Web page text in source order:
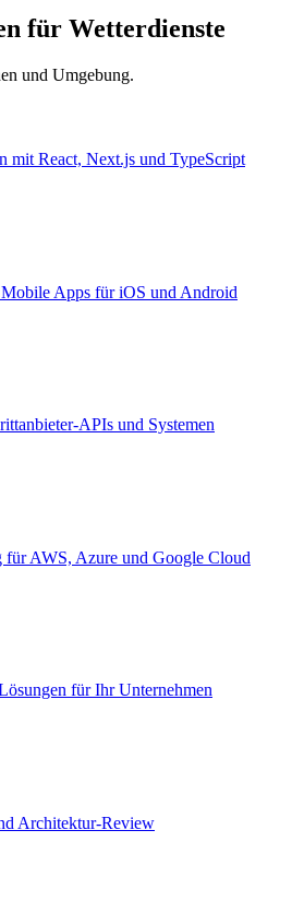
für Wetterdienste
und Umgebung.
mit React, Next.js und TypeScript
Apps für iOS und Android
APIs und Systemen
AWS, Azure und Google Cloud
für Ihr Unternehmen
Architektur-Review